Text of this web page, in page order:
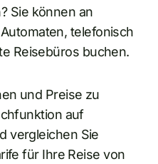
Sie können an
telefonisch
Reisebüros buchen.
und Preise zu
auf
vergleichen Sie
für Ihre Reise von